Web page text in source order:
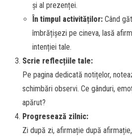
și al prezenței.
În timpul activităților: Când
îmbrățișezi pe cineva, lasă
intenției tale.
Scrie reflecțiile tale:
Pe pagina dedicată notițelor,
schimbări observi. Ce gânduri,
apărut?
Progresează zilnic:
Zi după zi, afirmație după